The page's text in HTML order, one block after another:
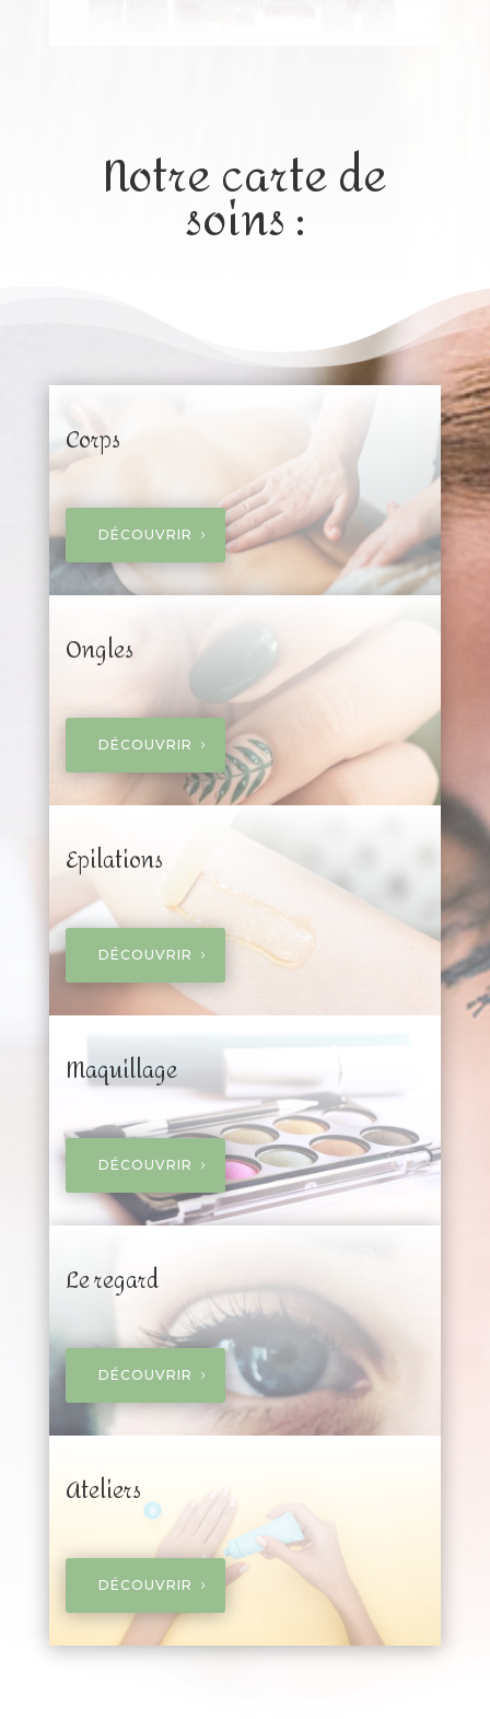
Notre carte de
soins :
Corps
DÉCOUVRIR
Ongles
DÉCOUVRIR
Epilations
DÉCOUVRIR
Maquillage
DÉCOUVRIR
Le regard
DÉCOUVRIR
Ateliers
DÉCOUVRIR